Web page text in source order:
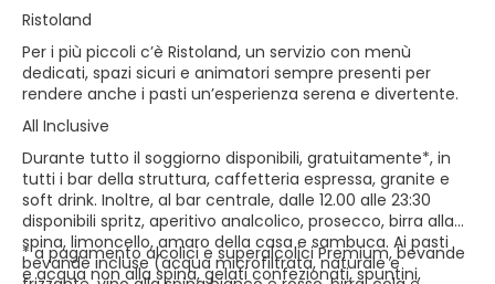
Ristoland
Per i più piccoli c’è Ristoland, un servizio con menù
dedicati, spazi sicuri e animatori sempre presenti per
rendere anche i pasti un’esperienza serena e divertente.
All Inclusive
Durante tutto il soggiorno disponibili, gratuitamente*, in
tutti i bar della struttura, caffetteria espressa, granite e
soft drink. Inoltre, al bar centrale, dalle 12.00 alle 23:30
disponibili spritz, aperitivo analcolico, prosecco, birra alla
spina, limoncello, amaro della casa e sambuca. Ai pasti
bevande incluse (acqua microfiltrata, naturale e
* a pagamento alcolici e superalcolici Premium, bevande
e acqua non alla spina, gelati confezionati, spuntini,